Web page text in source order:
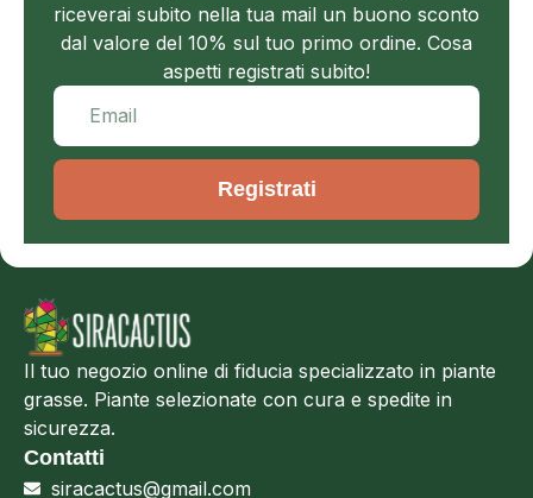
riceverai subito nella tua mail un buono sconto
dal valore del 10% sul tuo primo ordine. Cosa
aspetti registrati subito!
Registrati
Il tuo negozio online di fiducia specializzato in piante
grasse. Piante selezionate con cura e spedite in
sicurezza.
Contatti
siracactus@gmail.com